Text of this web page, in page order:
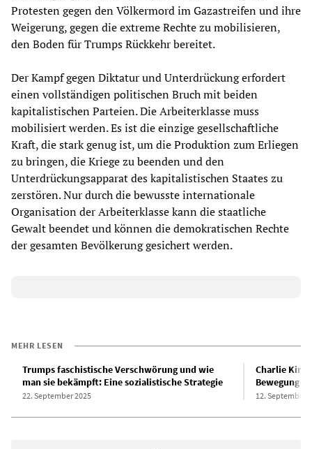
Protesten gegen den Völkermord im Gazastreifen und ihre
Weigerung, gegen die extreme Rechte zu mobilisieren,
den Boden für Trumps Rückkehr bereitet.
Der Kampf gegen Diktatur und Unterdrückung erfordert
einen vollständigen politischen Bruch mit beiden
kapitalistischen Parteien. Die Arbeiterklasse muss
mobilisiert werden. Es ist die einzige gesellschaftliche
Kraft, die stark genug ist, um die Produktion zum Erliegen
zu bringen, die Kriege zu beenden und den
Unterdrückungsapparat des kapitalistischen Staates zu
zerstören. Nur durch die bewusste internationale
Organisation der Arbeiterklasse kann die staatliche
Gewalt beendet und können die demokratischen Rechte
der gesamten Bevölkerung gesichert werden.
MEHR LESEN
Trumps faschistische Verschwörung und wie
man sie bekämpft: Eine sozialistische Strategie
22. September 2025
Charlie Kirk:
Bewegung
12. September